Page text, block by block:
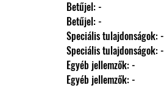
                Betűjel: -
                Betűjel: -
                Speciális tulajdonságok: -
                Speciális tulajdonságok: -
                Egyéb jellemzők: -
                Egyéb jellemzők: -